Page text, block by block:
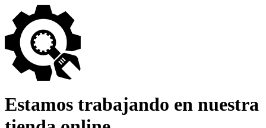
Estamos trabajando en nuestra